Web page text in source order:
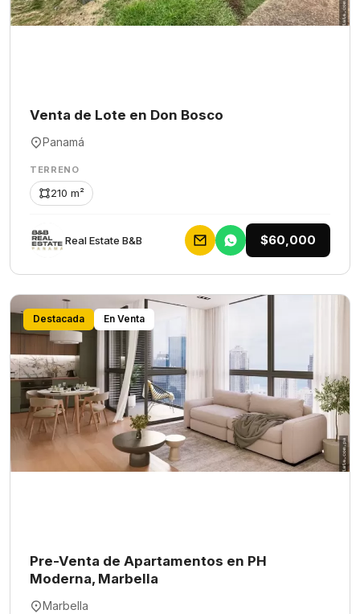
Venta de Lote en Don Bosco
Panamá
TERRENO
210 m²
Rеаl Еstаtе В&В $60,000
Destacada En Venta
Pre-Venta de Apartamentos en PH
Moderna, Marbella
Marbella